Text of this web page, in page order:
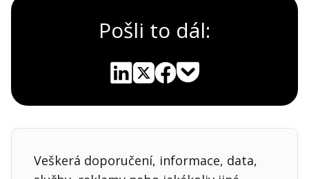
Pošli to dál:
Veškerá doporučení, informace, data,